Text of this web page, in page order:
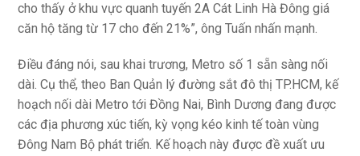
cho thấy ở khu vực quanh tuyến 2A Cát Linh Hà Đông giá
căn hộ tăng từ 17 cho đến 21%”, ông Tuấn nhấn mạnh.
Điều đáng nói, sau khai trương, Metro số 1 sẵn sàng nối
dài. Cụ thể, theo Ban Quản lý đường sắt đô thị TP.HCM, kế
hoạch nối dài Metro tới Đồng Nai, Bình Dương đang được
các địa phương xúc tiến, kỳ vọng kéo kinh tế toàn vùng
Đông Nam Bộ phát triển. Kế hoạch này được đề xuất ưu